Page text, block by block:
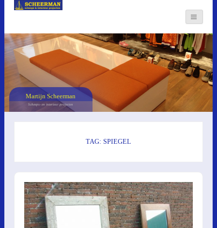
Martijn Scheerman
Scheeps- en interieur projecten
TAG: SPIEGEL